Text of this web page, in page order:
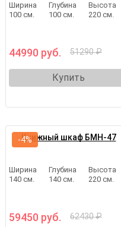
Ширина
100 см.
Глубина
100 см.
Высота
220 см.
44990 руб. 51290 ₽
Купить
Книжный шкаф БМН-47
Ширина
140 см.
Глубина
140 см.
Высота
220 см.
59450 руб. 62430 ₽
-4%